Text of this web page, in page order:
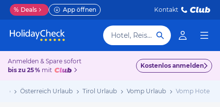
% Deals App öffnen Kontakt
Hotel, Reiseziel
Anmelden & Spare sofort
bis zu 25 % mit
Kostenlos anmelden
Österreich Urlaub Tirol Urlaub Vomp Urlaub Vomp Hotels